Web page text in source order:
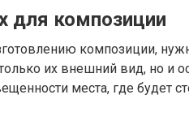
для композиции
композиции,
их внешний вид, но и
места, где будет